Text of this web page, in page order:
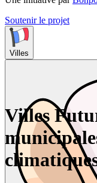
Soutenir le projet
Villes
Villes